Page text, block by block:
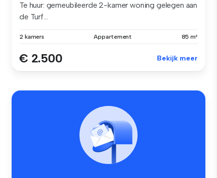
Te huur: gemeubileerde 2-kamer woning gelegen aan
de Turf...
2 kamers Appartement 85 m²
€ 2.500 Bekijk meer